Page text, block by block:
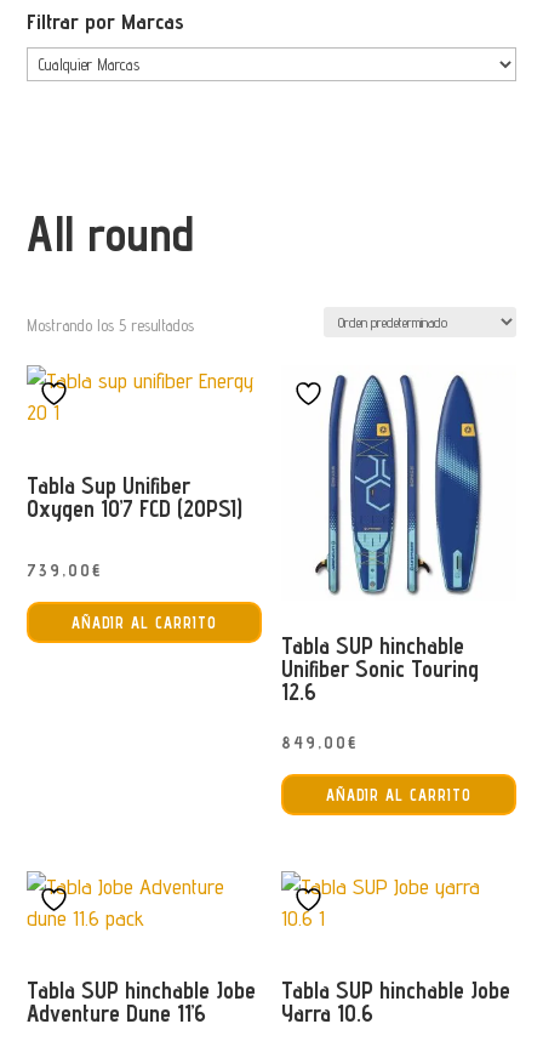
Filtrar por Marcas
All round
Mostrando los 5 resultados
Tabla Sup Unifiber
Oxygen 10’7 FCD (20PSI)
739,00€
AÑADIR AL CARRITO
Tabla SUP hinchable
Unifiber Sonic Touring
12.6
849,00€
AÑADIR AL CARRITO
Tabla SUP hinchable Jobe
Adventure Dune 11’6
Tabla SUP hinchable Jobe
Yarra 10.6